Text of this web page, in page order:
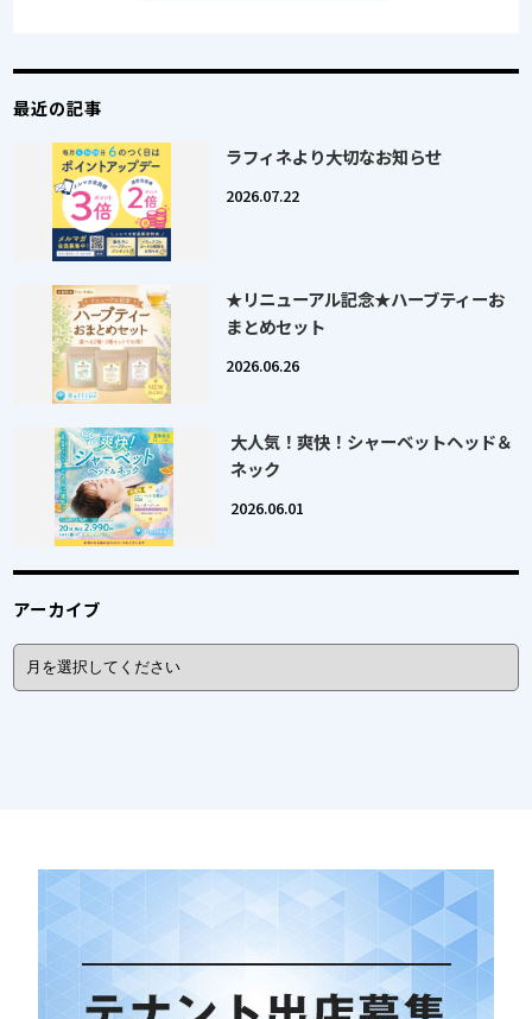
最近の記事
ラフィネより大切なお知らせ
2026.07.22
★リニューアル記念★ハーブティーお
まとめセット
2026.06.26
大人気！爽快！シャーベットヘッド＆
ネック
2026.06.01
アーカイブ